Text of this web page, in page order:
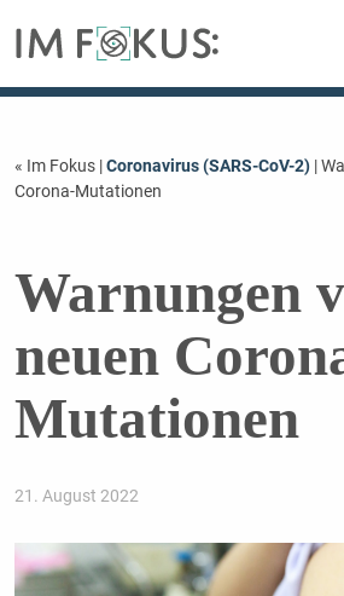
« Im Fokus |Coronavirus (SARS-CoV-2)|
Corona-Mutationen
Warnungen
neuen
Mutationen
21. August 2022